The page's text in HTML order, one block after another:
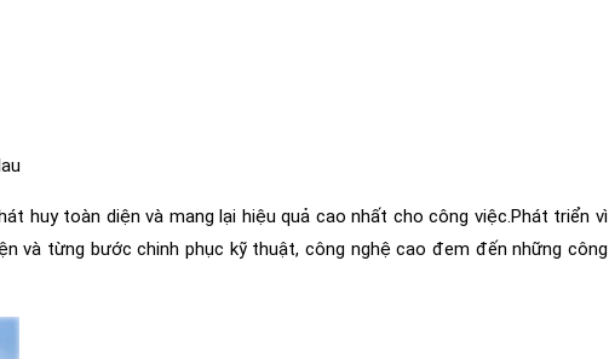
huy toàn diện và mang lại hiệu quả cao nhất cho công việc.Phát triển vì
và từng bước chinh phục kỹ thuật, công nghệ cao đem đến những công